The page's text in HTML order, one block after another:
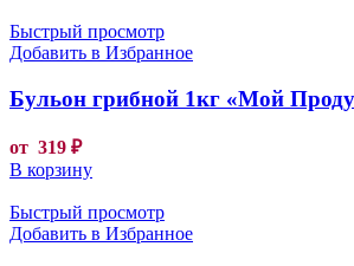
Быстрый просмотр
Добавить в Избранное
Бульон грибной 1кг «Мой
от 319 ₽
В корзину
Быстрый просмотр
Добавить в Избранное